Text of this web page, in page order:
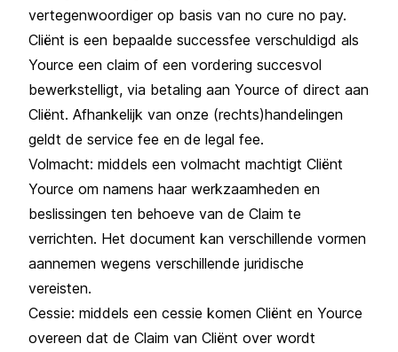
vertegenwoordiger op basis van no cure no pay.
Cliënt is een bepaalde successfee verschuldigd als
Yource een claim of een vordering succesvol
bewerkstelligt, via betaling aan Yource of direct aan
Cliënt. Afhankelijk van onze (rechts)handelingen
geldt de service fee en de legal fee.
Volmacht: middels een volmacht machtigt Cliënt
Yource om namens haar werkzaamheden en
beslissingen ten behoeve van de Claim te
verrichten. Het document kan verschillende vormen
aannemen wegens verschillende juridische
vereisten.
Cessie: middels een cessie komen Cliënt en Yource
overeen dat de Claim van Cliënt over wordt